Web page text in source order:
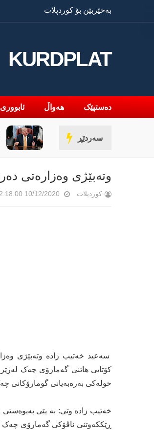
بەخێربێن بۆ کوردپلات
KURDPLAT
دەستپێک هەواڵ ئابووری
سەردێڕڕووداوێکی جیهانی؟
وتەبێژی وەزارەتی
کوردپلات 10/12/2020 12:18:00 م
سەعید خەتیب زادە وتەبێژی
خولەکی بەرەبەیانی گومارۆکانی